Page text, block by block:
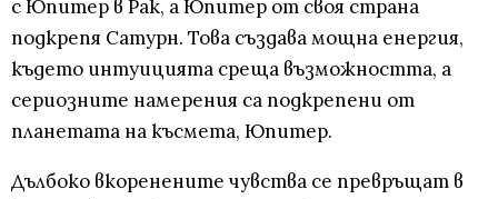
с Юпитер в Рак, а Юпитер от своя страна
подкрепя Сатурн. Това създава мощна енергия,
където интуицията среща възможността, а
сериозните намерения са подкрепени от
планетата на късмета, Юпитер.
Дълбоко вкоренените чувства се превръщат в